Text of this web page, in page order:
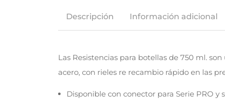
Descripción Información adicional
Las Resistencias para botellas de 750 ml.
acero, con rieles re recambio rápido en las
Disponible con conector para Serie PRO y